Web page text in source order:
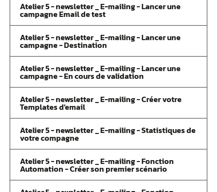
Atelier 5 - newsletter _ E-mailing - Lancer une
campagne Email de test
Atelier 5 - newsletter _ E-mailing - Lancer une
campagne - Destination
Atelier 5 - newsletter _ E-mailing - Lancer une
campagne - En cours de validation
Atelier 5 - newsletter _ E-mailing - Créer votre
Templates d'email
Atelier 5 - newsletter _ E-mailing - Statistiques de
votre compagne
Atelier 5 - newsletter _ E-mailing - Fonction
Automation - Créer son premier scénario